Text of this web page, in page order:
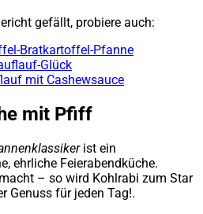
gefällt, probiere auch:
Bratkartoffel-Pfanne
Glück
mit Cashewsauce
mit Pfiff
ist ein
ehrliche Feierabendküche.
– so wird Kohlrabi zum Star
Genuss für jeden Tag!.